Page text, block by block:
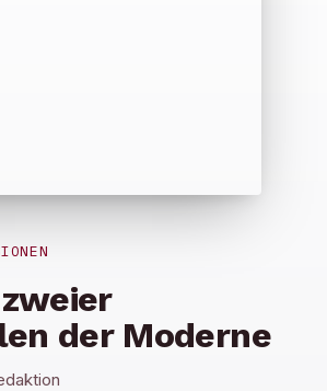
der Moderne